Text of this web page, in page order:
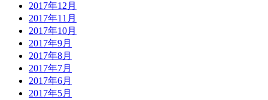
2017年12月
2017年11月
2017年10月
2017年9月
2017年8月
2017年7月
2017年6月
2017年5月